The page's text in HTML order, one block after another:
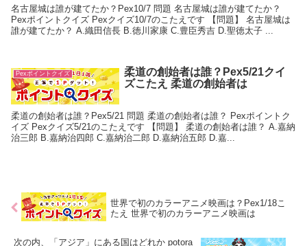
名古屋城は誰が建てたか？Pex10/7 問題 名古屋城は誰が建てたか？
Pexポイントクイズ Pexクイズ10/7のこたえです 【問題】 名古屋城は
誰が建てたか？ A.織田信長 B.徳川家康 C.豊臣秀吉 D.聖徳太子 ...
Pexポイントクイズ
柔道の創始者は誰？Pex5/21クイ
ズこたえ 柔道の創始者は
柔道の創始者は誰？Pex5/21 問題 柔道の創始者は誰？ Pexポイントク
イズ Pexクイズ5/21のこたえです 【問題】 柔道の創始者は誰？ A.嘉納
治三郎 B.嘉納治四郎 C.嘉納治二郎 D.嘉納治五郎 D.嘉...
世界で初のカラーアニメ映画は？Pex1/18こ
たえ 世界で初のカラーアニメ映画は
次の内、「アジア」にある国はどれか potora